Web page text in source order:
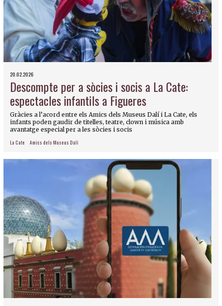
20.02.2026
Descompte per a sòcies i socis a La Cate:
espectacles infantils a Figueres
Gràcies a l’acord entre els Amics dels Museus Dalí i La Cate, els
infants poden gaudir de titelles, teatre, clown i música amb
avantatge especial per a les sòcies i socis
La Cate Amics dels Museus Dalí